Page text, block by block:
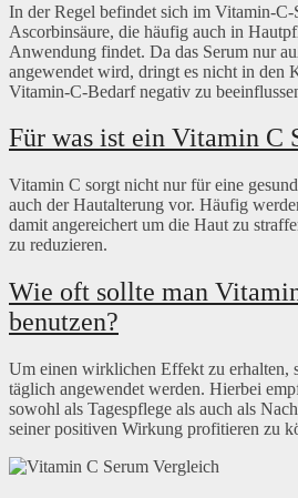
In der Regel befindet sich im Vitamin-C-
Ascorbinsäure, die häufig auch in
Anwendung findet. Da das Serum nur
angewendet wird, dringt es nicht in den
Vitamin-C-Bedarf negativ zu
Für was ist ein Vitamin C
Vitamin C sorgt nicht nur für eine
auch der Hautalterung vor. Häufig
damit angereichert um die Haut zu
zu reduzieren.
Wie oft sollte man
benutzen?
Um einen wirklichen Effekt zu erhalten,
täglich angewendet werden. Hierbei
sowohl als Tagespflege als auch als
seiner positiven Wirkung profitieren zu